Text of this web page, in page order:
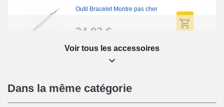
Outil Bracelet Montre pas cher
34,92 €
Kit Réparation Montre Débutant
16,90 €
Voir tous les accessoires
Dans la même catégorie